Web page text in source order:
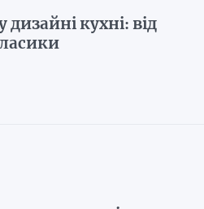
дизайні кухні: від